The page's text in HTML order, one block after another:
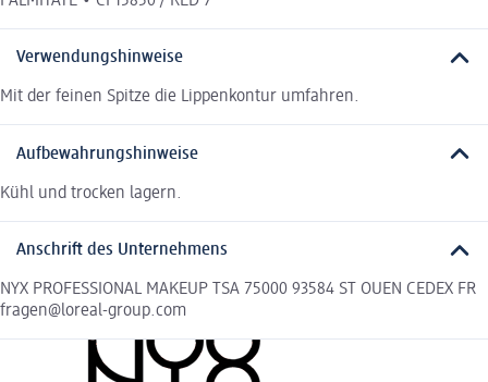
Verwendungshinweise
Mit der feinen Spitze die Lippenkontur umfahren.
Aufbewahrungshinweise
Kühl und trocken lagern.
Anschrift des Unternehmens
NYX PROFESSIONAL MAKEUP TSA 75000 93584 ST OUEN CEDEX FR
fragen@loreal-group.com